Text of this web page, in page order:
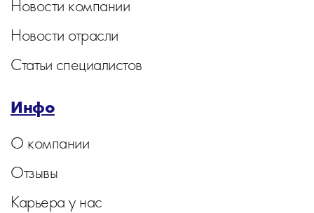
Новости компании
Новости отрасли
Статьи специалистов
Инфо
О компании
Отзывы
Карьера у нас